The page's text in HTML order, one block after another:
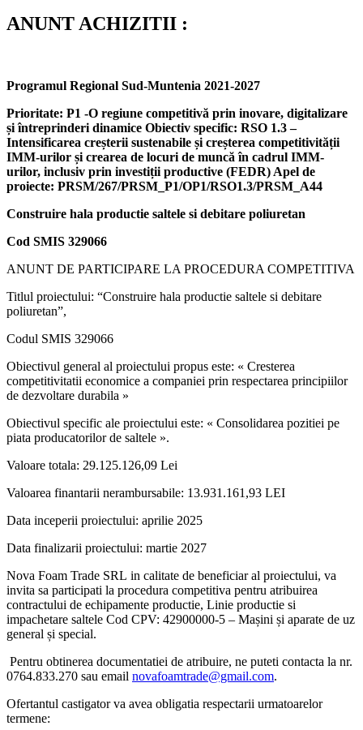
ANUNT ACHIZITII :
Programul Regional Sud-Muntenia 2021-2027
Prioritate: P1 -O regiune competitivă prin inovare, digitalizare
și întreprinderi dinamice Obiectiv specific: RSO 1.3 –
Intensificarea creșterii sustenabile și creșterea competitivității
IMM-urilor și crearea de locuri de muncă în cadrul IMM-
urilor, inclusiv prin investiții productive (FEDR) Apel de
proiecte: PRSM/267/PRSM_P1/OP1/RSO1.3/PRSM_A44
Construire hala productie saltele si debitare poliuretan
Cod SMIS 329066
ANUNT DE PARTICIPARE LA PROCEDURA COMPETITIVA
Titlul proiectului: “Construire hala productie saltele si debitare
poliuretan”,
Codul SMIS 329066
Obiectivul general al proiectului propus este: « Cresterea
competitivitatii economice a companiei prin respectarea principiilor
de dezvoltare durabila »
Obiectivul specific ale proiectului este: « Consolidarea pozitiei pe
piata producatorilor de saltele ».
Valoare totala: 29.125.126,09 Lei
Valoarea finantarii nerambursabile: 13.931.161,93 LEI
Data inceperii proiectului: aprilie 2025
Data finalizarii proiectului: martie 2027
Nova Foam Trade SRL in calitate de beneficiar al proiectului, va
invita sa participati la procedura competitiva pentru atribuirea
contractului de echipamente productie, Linie productie si
impachetare saltele Cod CPV: 42900000-5 – Mașini și aparate de uz
general și special.
Pentru obtinerea documentatiei de atribuire, ne puteti contacta la nr.
0764.833.270 sau email novafoamtrade@gmail.com.
Ofertantul castigator va avea obligatia respectarii urmatoarelor
termene: